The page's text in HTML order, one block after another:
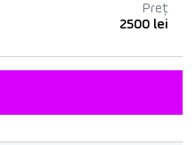
Preț
2500 lei